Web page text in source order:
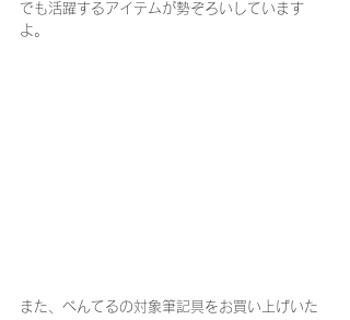
でも活躍するアイテムが勢ぞろいしています
よ。
また、ぺんてるの対象筆記具をお買い上げいた